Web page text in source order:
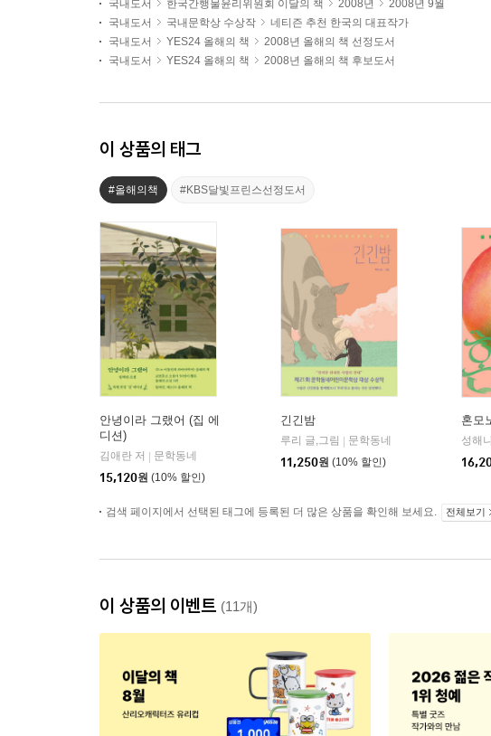
국내도서 한국간행물윤리위원회 이달의 책 2008년
2008년 9월
국내도서
국내문학상 수상작
네티즌 추천 한국의 대표작가
국내도서
YES24 올해의 책
2008년 올해의 책 선정도서
국내도서
YES24 올해의 책 2008년 올해의 책 후보도서
이 상품의 태그
#올해의책 #KBS달빛프린스선정도서
안녕이라 그랬어 (집 에
디션)
김애란 저
문학동네
15,120원 (10% 할인)
긴긴밤
루리 글,그림
문학동네
11,250원 (10% 할인)
혼모
성해
검색 페이지에서 선택된 태그에 등록된 더 많은 상품을 확인해 보세요. 전체보기
이 상품의 이벤트 (11개)